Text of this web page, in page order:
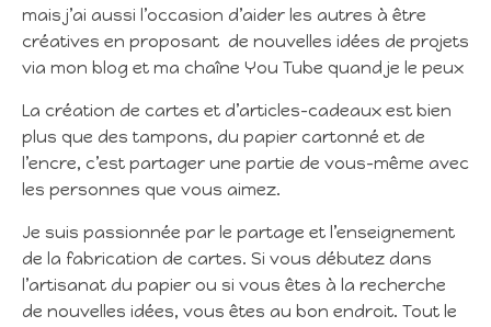
mais j’ai aussi l’occasion d’aider les autres à être
créatives en proposant de nouvelles idées de projets
via mon blog et ma chaîne You Tube quand je le peux
La création de cartes et d’articles-cadeaux est bien
plus que des tampons, du papier cartonné et de
l’encre, c’est partager une partie de vous-même avec
les personnes que vous aimez.
Je suis passionnée par le partage et l’enseignement
de la fabrication de cartes. Si vous débutez dans
l’artisanat du papier ou si vous êtes à la recherche
de nouvelles idées, vous êtes au bon endroit. Tout le